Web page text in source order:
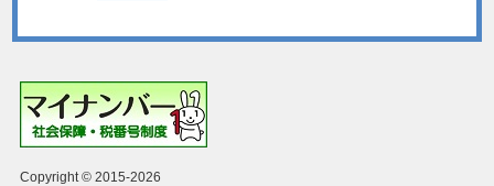
Copyright © 2015-2026